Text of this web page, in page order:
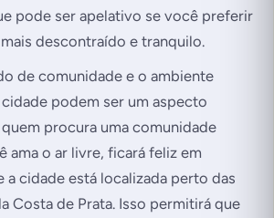
pode ser apelativo se você preferir
descontraído e tranquilo.
de comunidade e o ambiente
podem ser um aspecto
procura uma comunidade
ama o ar livre, ficará feliz em
a cidade está localizada perto das
Costa de Prata. Isso permitirá que